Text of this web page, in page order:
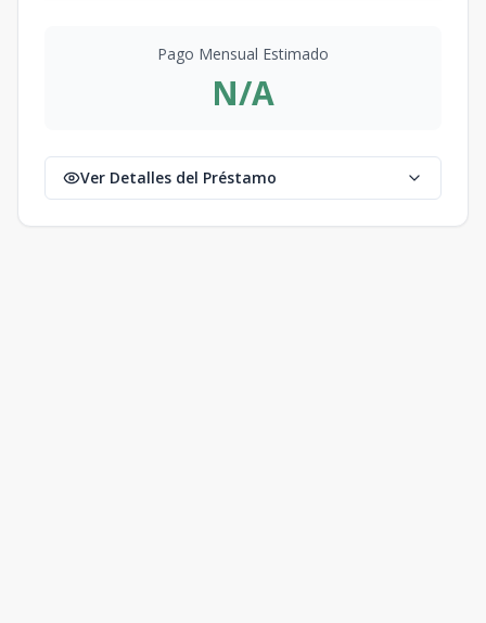
Pago Mensual Estimado
N/A
Ver Detalles del Préstamo